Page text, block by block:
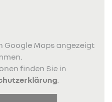
Google Maps angezeigt
finden Sie in